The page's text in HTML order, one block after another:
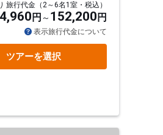
旅行代金（2～6名1室・税込）
円 152,200 円
表示旅行代金について
ツアーを選択